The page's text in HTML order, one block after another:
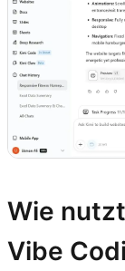
Wie
Vibe